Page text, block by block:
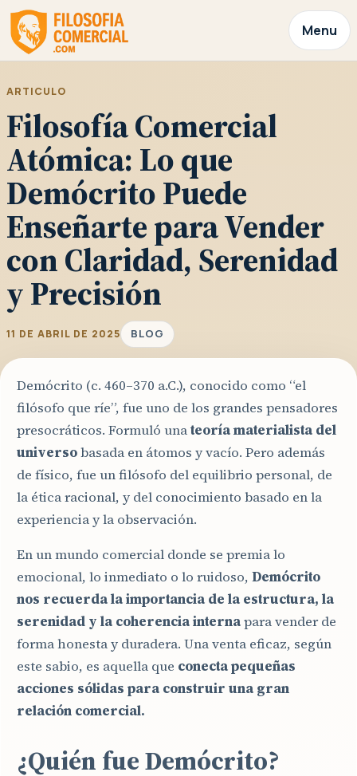
Menu
ARTICULO
Filosofía Comercial
Atómica: Lo que
Demócrito Puede
Enseñarte para Vender
con Claridad, Serenidad
y Precisión
11 DE ABRIL DE 2025 BLOG
Demócrito (c. 460–370 a.C.), conocido como “el
filósofo que ríe”, fue uno de los grandes pensadores
presocráticos. Formuló unateoría materialista del
universobasada en átomos y vacío. Pero además
de físico, fue un filósofo del equilibrio personal, de
la ética racional, y del conocimiento basado en la
experiencia y la observación.
En un mundo comercial donde se premia lo
emocional, lo inmediato o lo ruidoso, Demócrito
nos recuerda la importancia de la estructura, la
serenidad y la coherencia internapara vender de
forma honesta y duradera. Una venta eficaz, según
este sabio, es aquella que conecta pequeñas
acciones sólidas para construir una gran
relación comercial.
¿Quién fue Demócrito?